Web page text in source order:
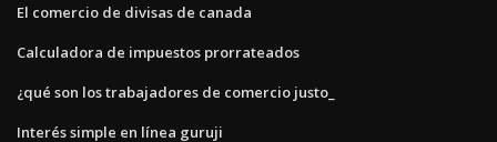
El comercio de divisas de canada
Calculadora de impuestos prorrateados
¿qué son los trabajadores de comercio justo_
Interés simple en línea guruji